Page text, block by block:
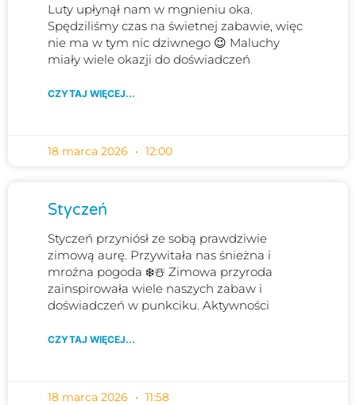
Luty upłynął nam w mgnieniu oka.
Spędziliśmy czas na świetnej zabawie, więc
nie ma w tym nic dziwnego 😉 Maluchy
miały wiele okazji do doświadczeń
CZYTAJ WIĘCEJ...
18 marca 2026 12:00
Styczeń
Styczeń przyniósł ze sobą prawdziwie
zimową aurę. Przywitała nas śnieżna i
mroźna pogoda ❄️☃️ Zimowa przyroda
zainspirowała wiele naszych zabaw i
doświadczeń w punkciku. Aktywności
CZYTAJ WIĘCEJ...
18 marca 2026 11:58